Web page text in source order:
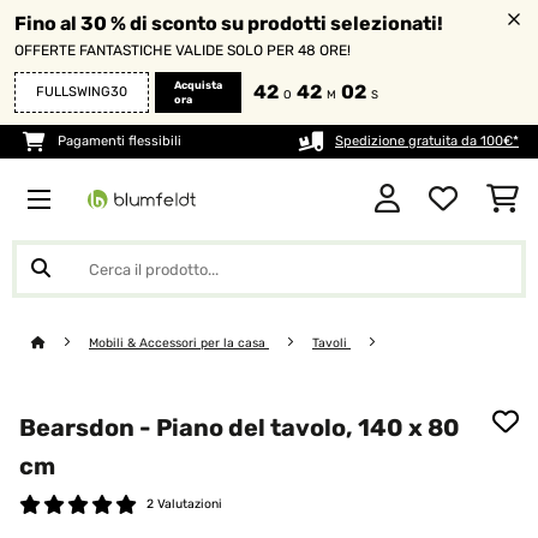
Fino al 30 % di sconto su prodotti selezionati!
OFFERTE FANTASTICHE VALIDE SOLO PER 48 ORE!
FULLSWING30
Acquista
ora
42 O 42 M 02 S
Pagamenti flessibili Spedizione gratuita da 100€*
Mobili & Accessori per la casa Tavoli
Bearsdon - Piano del tavolo, 140 x 80
cm
2 Valutazioni